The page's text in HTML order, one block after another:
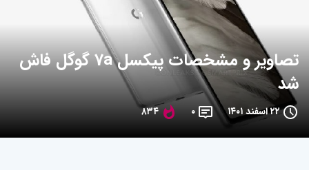
تصاویر و مشخصات پیکسل 7a گوگل فاش
شد
۲۲ اسفند ۱۴۰۱ ۰ ۸۳۴